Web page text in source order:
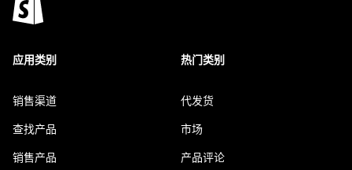
应用类别
销售渠道
查找产品
销售产品
热门类别
代发货
市场
产品评论